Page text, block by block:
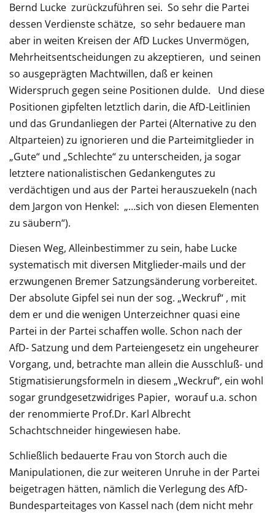
Bernd Lucke zurückzuführen sei. So sehr die Partei
dessen Verdienste schätze, so sehr bedauere man
aber in weiten Kreisen der AfD Luckes Unvermögen,
Mehrheitsentscheidungen zu akzeptieren, und seinen
so ausgeprägten Machtwillen, daß er keinen
Widerspruch gegen seine Positionen dulde. Und diese
Positionen gipfelten letztlich darin, die AfD-Leitlinien
und das Grundanliegen der Partei (Alternative zu den
Altparteien) zu ignorieren und die Parteimitglieder in
„Gute“ und „Schlechte“ zu unterscheiden, ja sogar
letztere nationalistischen Gedankengutes zu
verdächtigen und aus der Partei herauszuekeln (nach
dem Jargon von Henkel: „…sich von diesen Elementen
zu säubern“).
Diesen Weg, Alleinbestimmer zu sein, habe Lucke
systematisch mit diversen Mitglieder-mails und der
erzwungenen Bremer Satzungsänderung vorbereitet.
Der absolute Gipfel sei nun der sog. „Weckruf“ , mit
dem er und die wenigen Unterzeichner quasi eine
Partei in der Partei schaffen wolle. Schon nach der
AfD- Satzung und dem Parteiengesetz ein ungeheurer
Vorgang, und, betrachte man allein die Ausschluß- und
Stigmatisierungsformeln in diesem „Weckruf“, ein wohl
sogar grundgesetzwidriges Papier, worauf u.a. schon
der renommierte Prof.Dr. Karl Albrecht
Schachtschneider hingewiesen habe.
Schließlich bedauerte Frau von Storch auch die
Manipulationen, die zur weiteren Unruhe in der Partei
beigetragen hätten, nämlich die Verlegung des AfD-
Bundesparteitages von Kassel nach (dem nicht mehr